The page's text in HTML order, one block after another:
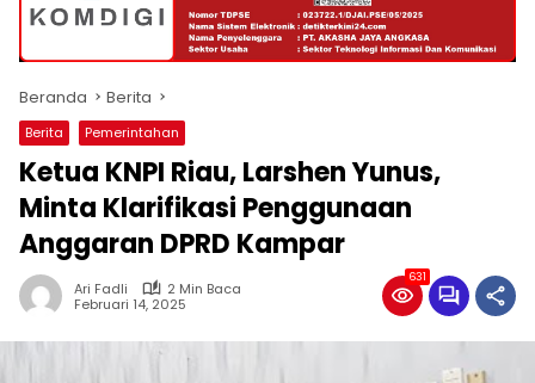
Beranda Berita
Berita Pemerintahan
Ketua KNPI Riau, Larshen Yunus,
Minta Klarifikasi Penggunaan
Anggaran DPRD Kampar
Ari Fadli
2 Min Baca
Februari 14, 2025
631